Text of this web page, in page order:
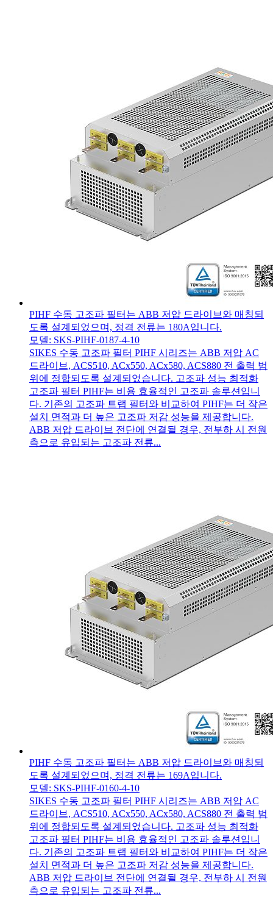
PIHF 수동 고조파 필터는 ABB 저압 드라이브와 매칭되
도록 설계되었으며, 정격 전류는 180A입니다.
모델: SKS-PIHF-0187-4-10
SIKES 수동 고조파 필터 PIHF 시리즈는 ABB 저압 AC
드라이브, ACS510, ACx550, ACx580, ACS880 전 출력 범
위에 정합되도록 설계되었습니다. 고조파 성능 최적화
고조파 필터 PIHF는 비용 효율적인 고조파 솔루션입니
다. 기존의 고조파 트랩 필터와 비교하여 PIHF는 더 작은
설치 면적과 더 높은 고조파 저감 성능을 제공합니다.
ABB 저압 드라이브 전단에 연결될 경우, 전부하 시 전원
측으로 유입되는 고조파 전류...
PIHF 수동 고조파 필터는 ABB 저압 드라이브와 매칭되
도록 설계되었으며, 정격 전류는 169A입니다.
모델: SKS-PIHF-0160-4-10
SIKES 수동 고조파 필터 PIHF 시리즈는 ABB 저압 AC
드라이브, ACS510, ACx550, ACx580, ACS880 전 출력 범
위에 정합되도록 설계되었습니다. 고조파 성능 최적화
고조파 필터 PIHF는 비용 효율적인 고조파 솔루션입니
다. 기존의 고조파 트랩 필터와 비교하여 PIHF는 더 작은
설치 면적과 더 높은 고조파 저감 성능을 제공합니다.
ABB 저압 드라이브 전단에 연결될 경우, 전부하 시 전원
측으로 유입되는 고조파 전류...